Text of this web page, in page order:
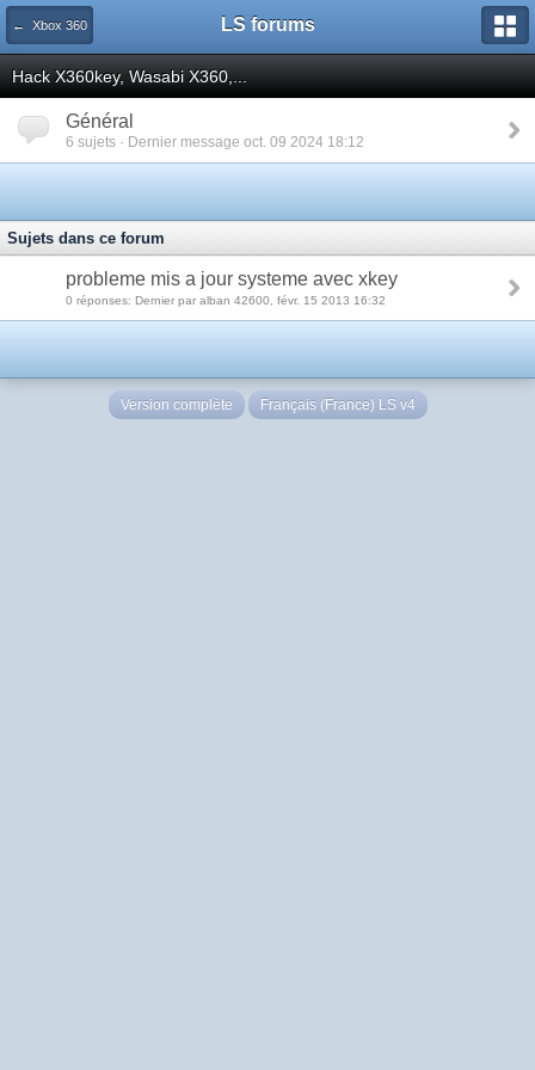
← Xbox 360 LS forums
Hack X360key, Wasabi X360,...
Général
6 sujets · Dernier message oct. 09 2024 18:12
Sujets dans ce forum
probleme mis a jour systeme avec xkey
0 réponses: Dernier par alban 42600, févr. 15 2013 16:32
Version complète Français (France) LS v4